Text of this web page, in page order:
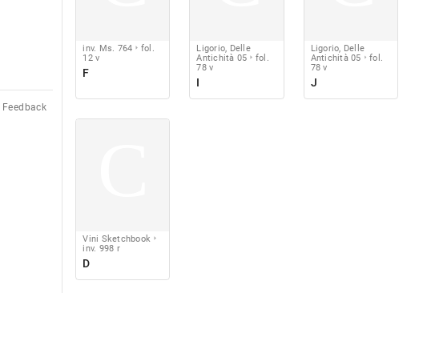
Feedback
inv. Ms. 764
fol.
12 v
F
Ligorio, Delle
Antichità 05
fol.
78 v
I
Ligorio, Delle
Antichità 05
fol.
78 v
J
Vini Sketchbook
inv. 998 r
D